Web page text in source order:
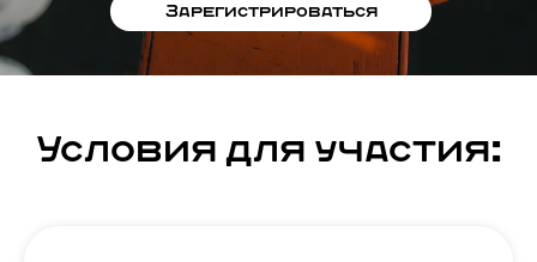
Зарегистрироваться
Условия для участия: